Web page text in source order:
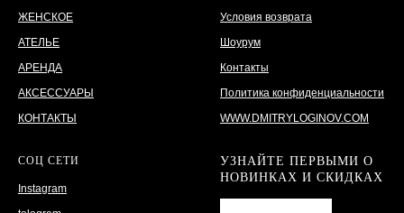
ЖЕНСКОЕ
АТЕЛЬЕ
АРЕНДА
АКСЕССУАРЫ
КОНТАКТЫ
Условия возврата
Шоурум
Контакты
Политика конфиденциальности
WWW.DMITRYLOGINOV.COM
СОЦ СЕТИ
Instagram
УЗНАЙТЕ ПЕРВЫМИ О
НОВИНКАХ И СКИДКАХ